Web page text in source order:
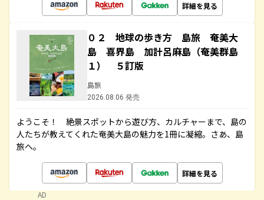
詳細を見る
０２ 地球の歩き方 島旅 奄美大
島 喜界島 加計呂麻島（奄美群島
１） ５訂版
島旅
2026.08.06 発売
ようこそ！ 絶景スポットから遊び方、カルチャーまで、島の
人たちが教えてくれた奄美大島の魅力を1冊に凝縮。さあ、島
旅へ。
詳細を見る
AD